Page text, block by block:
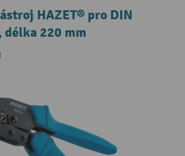
HAZET® pro DIN
délka 220 mm